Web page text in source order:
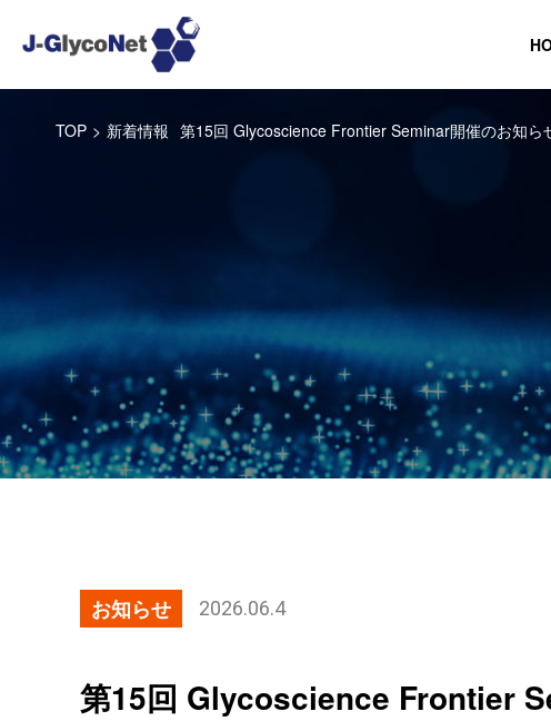
TOP > 新着情報 第15回 Glycoscience Frontier Seminar開催のお知ら
お知らせ 2026.06.4
第15回 Glycoscience Frontier